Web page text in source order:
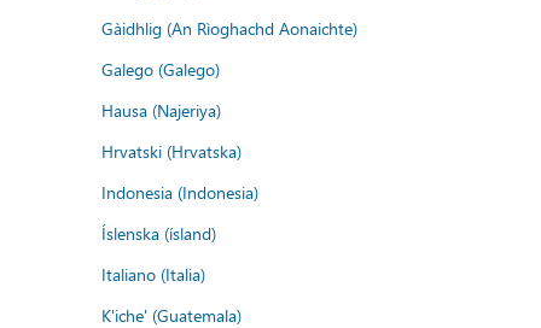
Gàidhlig (An Rìoghachd Aonaichte)
Galego (Galego)
Hausa (Najeriya)
Hrvatski (Hrvatska)
Indonesia (Indonesia)
Íslenska (ísland)
Italiano (Italia)
K'iche' (Guatemala)